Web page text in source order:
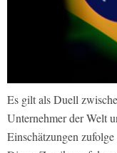
Es gilt als Duell
Unternehmer der Welt
Einschätzungen